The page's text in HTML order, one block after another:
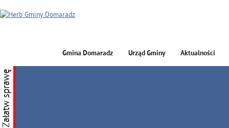
GMINA DOMARADZ
Gmina Domaradz Urząd Gminy Aktualności
Załatw sprawę